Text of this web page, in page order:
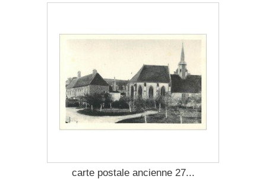
carte postale ancienne 27...